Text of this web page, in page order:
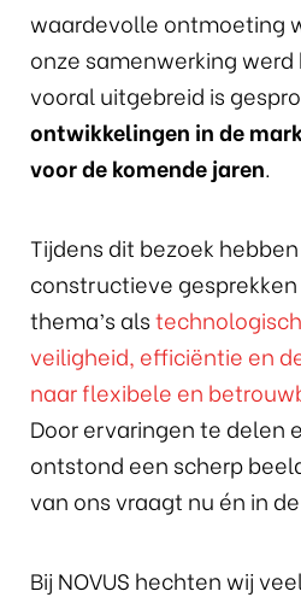
waardevolle ontmoeting
onze samenwerking
vooral uitgebreid is
ontwikkelingen in de
voor de komende jaren.
Tijdens dit bezoek
constructieve
thema’s als
veiligheid, efficiëntie en
naar flexibele en
Door ervaringen te delen
ontstond een scherp
van ons vraagt nu én in
Bij NOVUS hechten wij